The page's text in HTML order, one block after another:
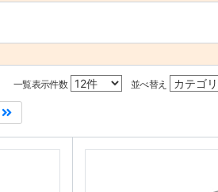
一覧表示件数 並べ替え